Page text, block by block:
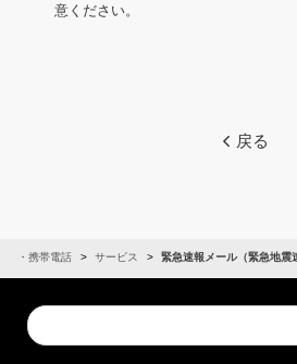
意ください。
戻る
ン・携帯電話 サービス 緊急速報メール（緊急地震
Conduct
a